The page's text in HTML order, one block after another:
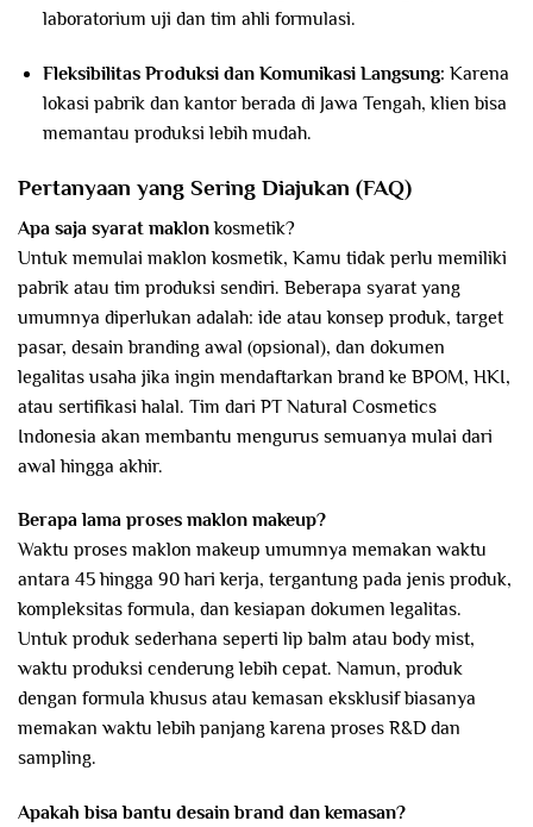
laboratorium uji dan tim ahli formulasi.
Fleksibilitas Produksi dan Komunikasi Langsung: Karena
lokasi pabrik dan kantor berada di Jawa Tengah, klien bisa
memantau produksi lebih mudah.
Pertanyaan yang Sering Diajukan (FAQ)
Apa saja syarat maklonkosmetik?
Untuk memulai maklon kosmetik, Kamu tidak perlu memiliki
pabrik atau tim produksi sendiri. Beberapa syarat yang
umumnya diperlukan adalah: ide atau konsep produk, target
pasar, desain branding awal (opsional), dan dokumen
legalitas usaha jika ingin mendaftarkan brand ke BPOM, HKI,
atau sertifikasi halal. Tim dari PT Natural Cosmetics
Indonesia akan membantu mengurus semuanya mulai dari
awal hingga akhir.
Berapa lama proses maklon makeup?
Waktu proses maklon makeup umumnya memakan waktu
antara 45 hingga 90 hari kerja, tergantung pada jenis produk,
kompleksitas formula, dan kesiapan dokumen legalitas.
Untuk produk sederhana seperti lip balm atau body mist,
waktu produksi cenderung lebih cepat. Namun, produk
dengan formula khusus atau kemasan eksklusif biasanya
memakan waktu lebih panjang karena proses R&D dan
sampling.
Apakah bisa bantu desain brand dan kemasan?